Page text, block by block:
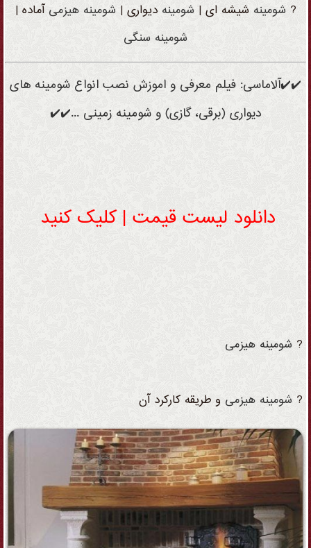
? شومینه شیشه ای |شومینه دیواری | شومینه هیزمی آماده |
شومینه سنگی
✔️✔️آلاماسی: فیلم معرفی و اموزش نصب انواع شومینه های
دیواری (برقی، گازی) و شومینه زمینی ...✔️✔️
دانلود لیست قیمت | کلیک کنید
? شومینه هیزمی
? شومینه هیزمی و طریقه کارکرد آن